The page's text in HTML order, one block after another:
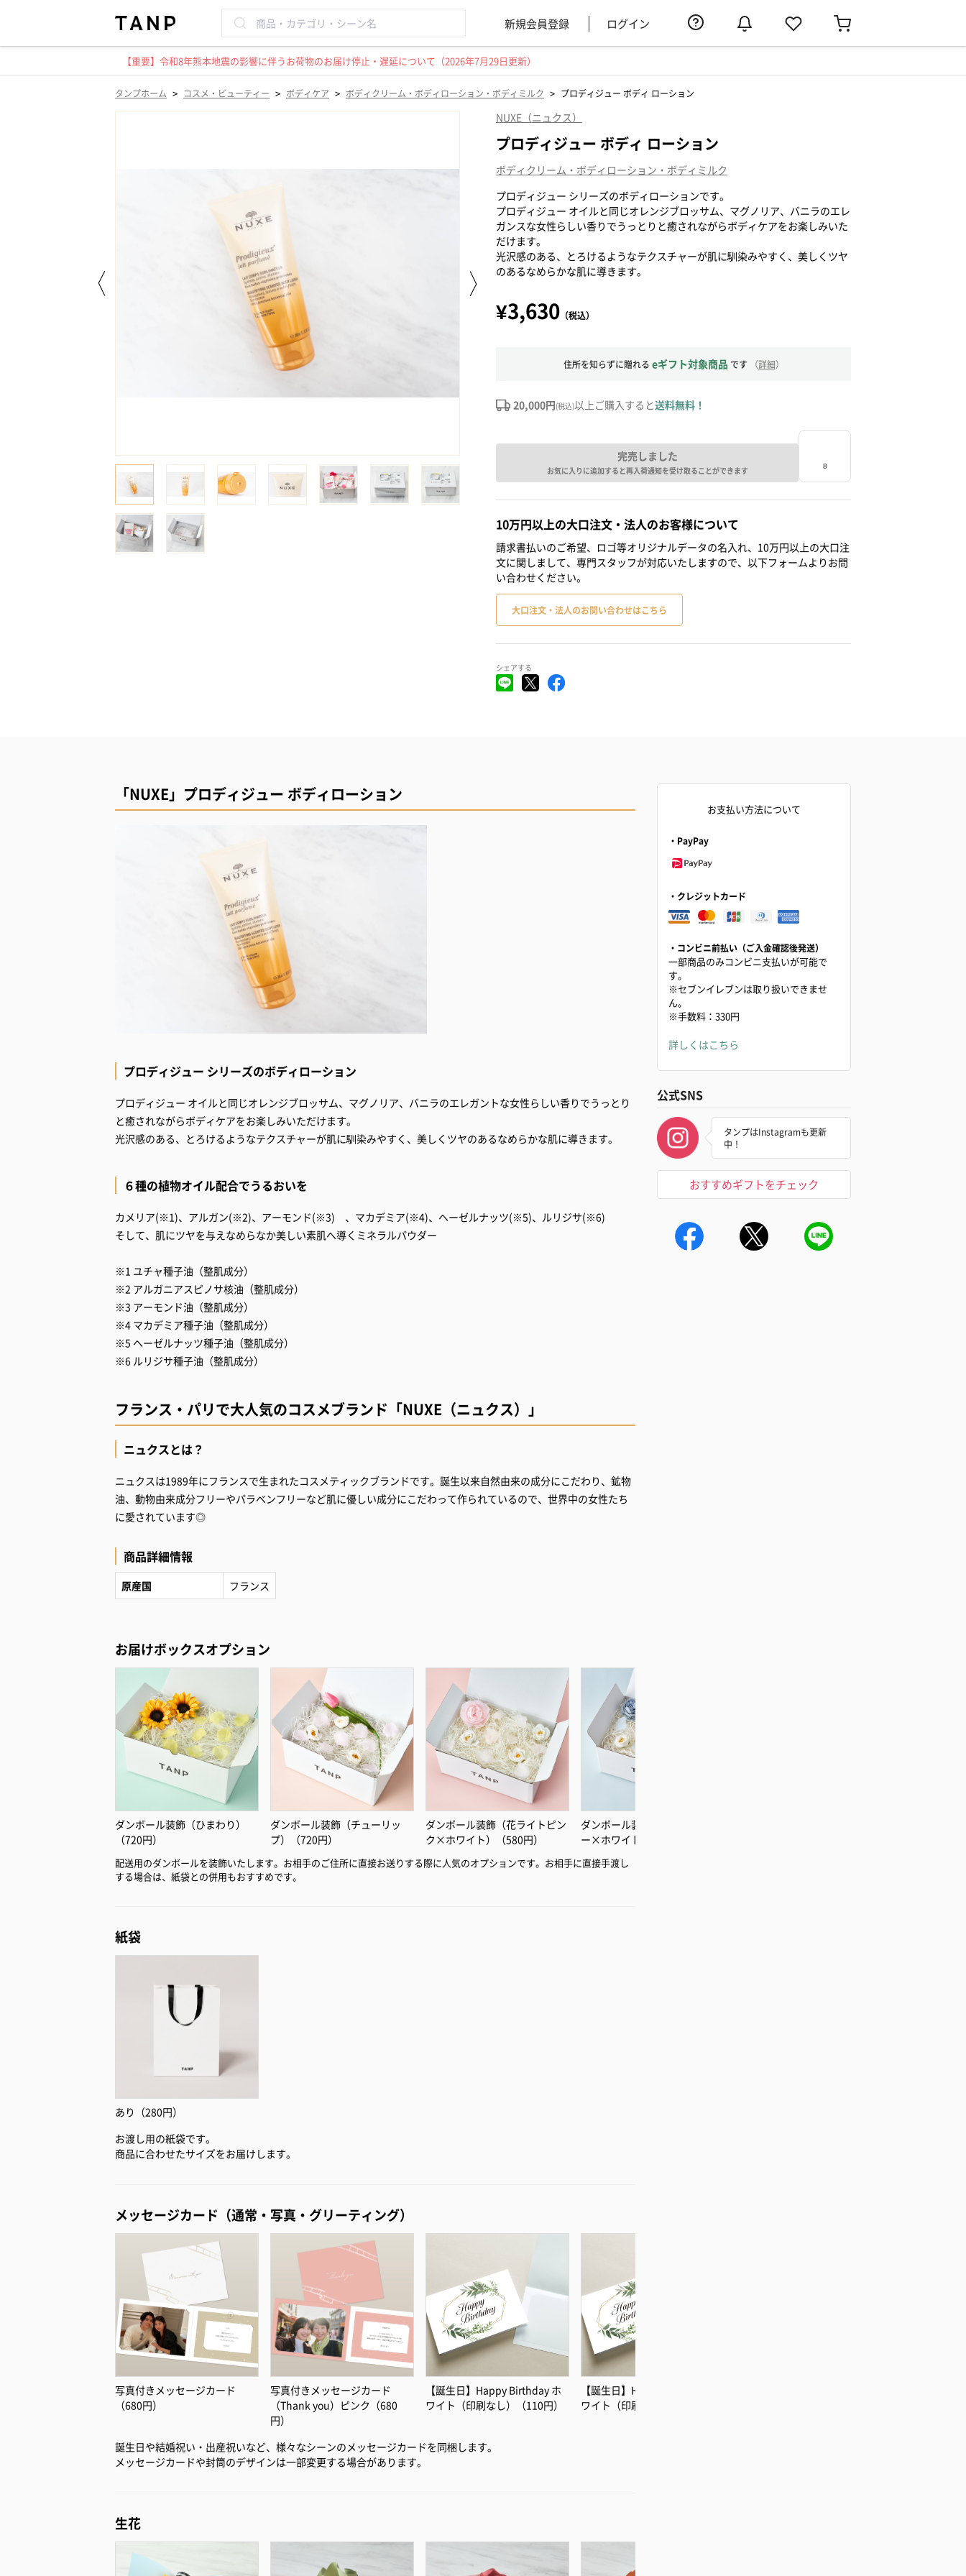
新規会員登録 ログイン
【重要】令和8年熊本地震の影響に伴うお荷物のお届け停止・遅延について（2026年7月29日更新）
タンプホーム > コスメ・ビューティー > ボディケア > ボディクリーム・ボディローション・ボディミルク > プロディジュー ボディ ローション
NUXE（ニュクス）
プロディジュー ボディ ローション
ボディクリーム・ボディローション・ボディミルク
プロディジュー シリーズのボディローションです。
プロディジュー オイルと同じオレンジブロッサム、マグノリア、バニラのエレ
ガンスな女性らしい香りでうっとりと癒されながらボディケアをお楽しみいた
だけます。
光沢感のある、とろけるようなテクスチャーが肌に馴染みやすく、美しくツヤ
のあるなめらかな肌に導きます。
¥3,630 （税込）
住所を知らずに贈れる eギフト対象商品 です （詳細）
20,000円(税込)以上ご購入すると送料無料！
完売しました
お気に入りに追加すると再入荷通知を受け取ることができます
10万円以上の大口注文・法人のお客様について
請求書払いのご希望、ロゴ等オリジナルデータの名入れ、10万円以上の大口注
文に関しまして、専門スタッフが対応いたしますので、以下フォームよりお問
い合わせください。
大口注文・法人のお問い合わせはこちら
シェアする
「NUXE」プロディジュー ボディローション
プロディジュー シリーズのボディローション
プロディジュー オイルと同じオレンジブロッサム、マグノリア、バニラのエレガントな女性らしい香りでうっとり
と癒されながらボディケアをお楽しみいただけます。
光沢感のある、とろけるようなテクスチャーが肌に馴染みやすく、美しくツヤのあるなめらかな肌に導きます。
６種の植物オイル配合でうるおいを
カメリア(※1)、アルガン(※2)、アーモンド(※3) 、マカデミア(※4)、ヘーゼルナッツ(※5)、ルリジサ(※6)
そして、肌にツヤを与えなめらなか美しい素肌へ導くミネラルパウダー
※1 ユチャ種子油（整肌成分）
※2 アルガニアスピノサ核油（整肌成分）
※3 アーモンド油（整肌成分）
※4 マカデミア種子油（整肌成分）
※5 ヘーゼルナッツ種子油（整肌成分）
フランス・パリで大人気のコスメブランド「NUXE（ニュクス）」
ニュクスとは？
ニュクスは1989年にフランスで生まれたコスメティックブランドです。誕生以来自然由来の成分にこだわり、鉱物
油、動物由来成分フリーやパラベンフリーなど肌に優しい成分にこだわって作られているので、世界中の女性たち
に愛されています◎
商品詳細情報
原産国 フランス
お届けボックスオプション
ダンボール装飾（ひまわり）
（720円）
ダンボール装飾（チューリッ
プ）（720円）
ダンボール装飾（花ライトピン
ク×ホワイト）（580円）
ダンボール装飾（花ライトブル
ー×ホワイト）（580円）
配送用のダンボールを装飾いたします。お相手のご住所に直接お送りする際に人気のオプションです。お相手に直接手渡し
する場合は、紙袋との併用もおすすめです。
紙袋
あり（280円）
お渡し用の紙袋です。
商品に合わせたサイズをお届けします。
メッセージカード（通常・写真・グリーティング）
写真付きメッセージカード
（680円）
写真付きメッセージカード
（Thank you）ピンク（680
円）
【誕生日】Happy Birthday ホ
ワイト（印刷なし）（110円）
【誕生日】Happy Birthday ホ
ワイト（印刷あり）（150円）
誕生日や結婚祝い・出産祝いなど、様々なシーンのメッセージカードを同梱します。
メッセージカードや封筒のデザインは一部変更する場合があります。
生花
お支払い方法について
・PayPay
・クレジットカード
・コンビニ前払い（ご入金確認後発送）
一部商品のみコンビニ支払いが可能で
す。
※セブンイレブンは取り扱いできませ
ん。
※手数料：330円
詳しくはこちら
公式SNS
タンプはInstagramも更新
中！
おすすめギフトをチェック